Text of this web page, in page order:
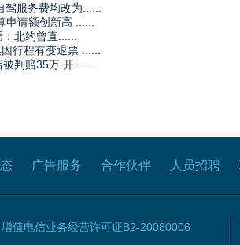
驾服务费均改为......
申请额创新高 ......
北约曾直......
行程有变退票 ......
判赔35万 开......
广告服务 合作伙伴 人员招聘
增值电信业务经营许可证B2-20080006